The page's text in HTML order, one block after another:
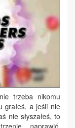
trzeba nikomu
grałeś, a jeśli nie
nie słyszałeś, to